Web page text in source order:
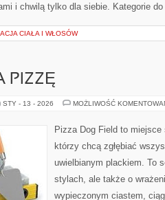
i chwilą tylko dla siebie. Kategorie
CIAŁA I WŁOSÓW
PIZZĘ
STY - 13 - 2026 MOŻLIWOŚĆ
Pizza Dog Field to
którzy chcą zgłębiać
uwielbianym plackiem. To
stylach, ale także o
wypieczonym ciastem,